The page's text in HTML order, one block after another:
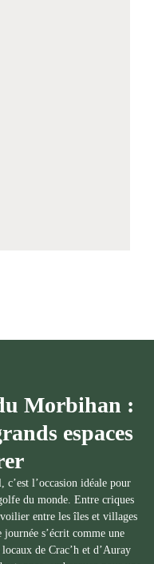
Morbihan :
espaces
l’occasion idéale pour
du monde. Entre criques
voilier entre les îles et villages
journée s’écrit comme une
de Crac’h et d’Auray